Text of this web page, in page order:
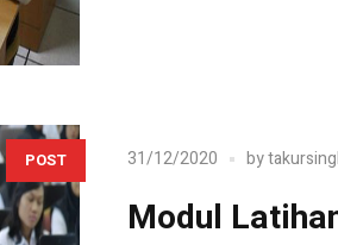
POST 31/12/2020 by
Modul